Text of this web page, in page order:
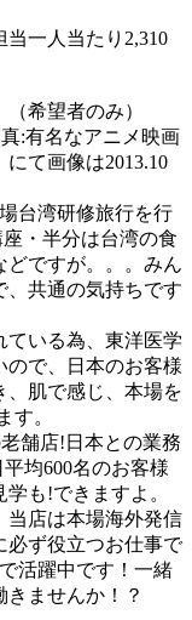
当一人当たり2,310
希望者のみ）
:有名なアニメ映画
て画像は2013.10
台湾研修旅行を行
・半分は台湾の食
どですが。。。みん
、共通の気持ちです
ている為、東洋医学
ので、日本のお客様
、肌で感じ、本場を
す。
舗店!日本との業務
均600名のお客様
も!できますよ。
当店は本場海外発信
必ず役立つお仕事で
活躍中です！一緒
ませんか！？